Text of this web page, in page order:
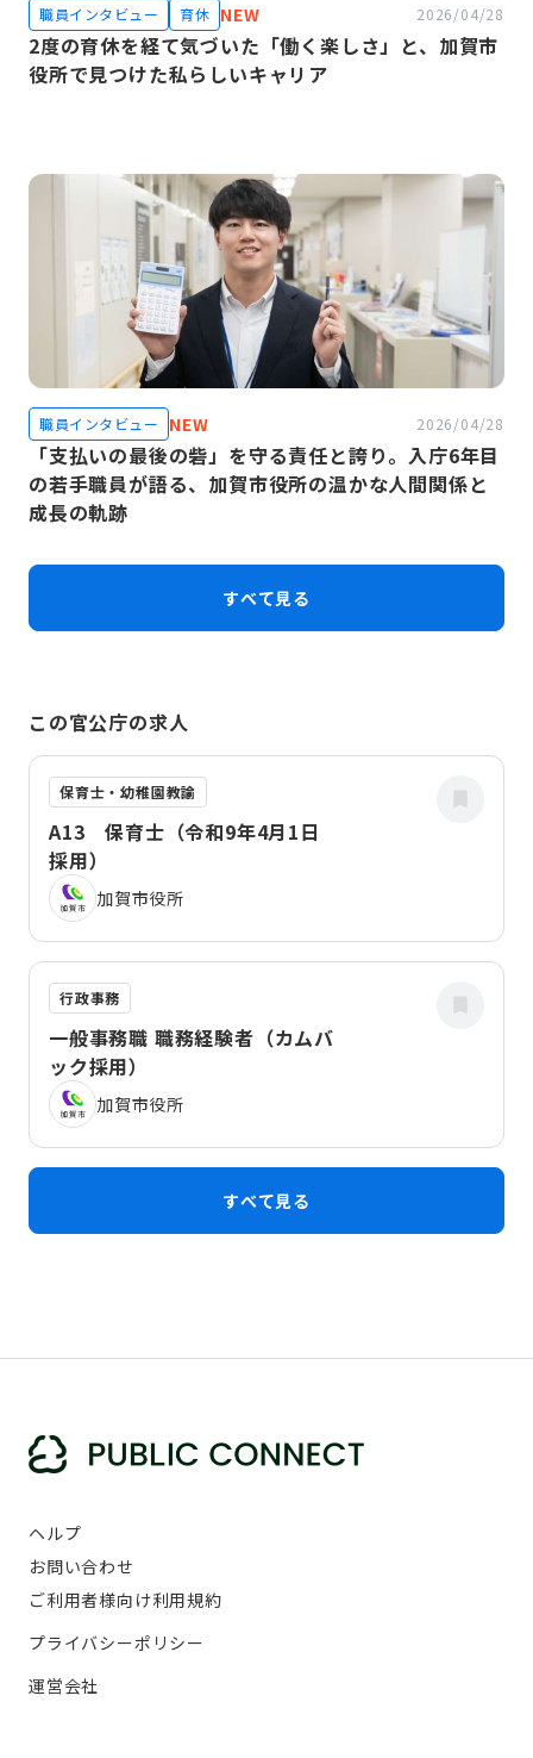
2度の育休を経て気づいた「働く楽しさ」と、加賀市
役所で見つけた私らしいキャリア
職員インタビュー 育休 NEW 2026/04/28
「支払いの最後の砦」を守る責任と誇り。入庁6年目
の若手職員が語る、加賀市役所の温かな人間関係と
成長の軌跡
職員インタビュー NEW 2026/04/28
すべて見る
この官公庁の求人
保育士・幼稚園教諭
A13 保育士（令和9年4月1日
採用）
加賀市役所
行政事務
一般事務職 職務経験者（カムバ
ック採用）
加賀市役所
すべて見る
ヘルプ
お問い合わせ
ご利用者様向け利用規約
プライバシーポリシー
運営会社